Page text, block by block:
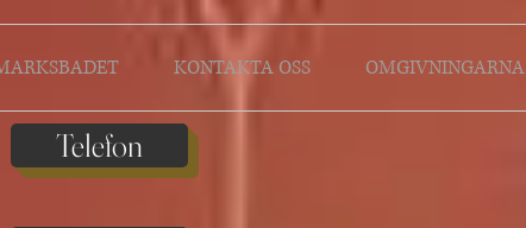
KONTAKTA OSS OMGIVNINGARNA
Telefon